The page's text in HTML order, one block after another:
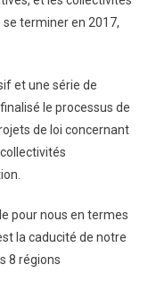
se terminer en 2017,
et une série de
le processus de
de loi concernant
pour nous en termes
la caducité de notre
8 régions